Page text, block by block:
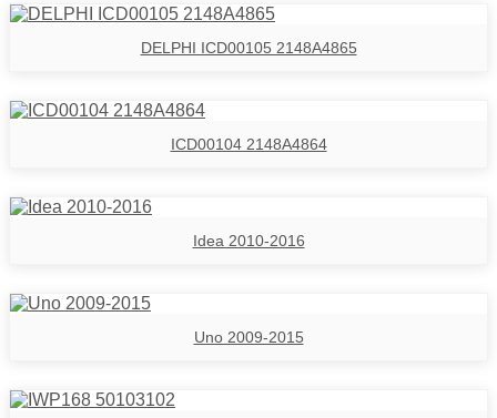
DELPHI ICD00105 2148A4865
ICD00104 2148A4864
Idea 2010-2016
Uno 2009-2015